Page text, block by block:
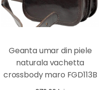
Geanta umar din piele
naturala vachetta
crossbody maro FGD113B